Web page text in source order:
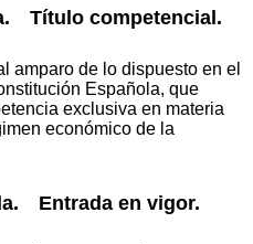
Título competencial.
amparo de lo dispuesto en el
Española, que
exclusiva en materia
económico de la
Entrada en vigor.